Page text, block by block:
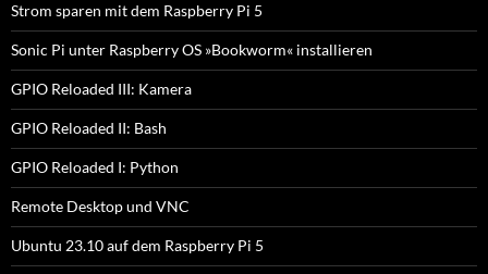
Strom sparen mit dem Raspberry Pi 5
Sonic Pi unter Raspberry OS »Bookworm« installieren
GPIO Reloaded III: Kamera
GPIO Reloaded II: Bash
GPIO Reloaded I: Python
Remote Desktop und VNC
Ubuntu 23.10 auf dem Raspberry Pi 5